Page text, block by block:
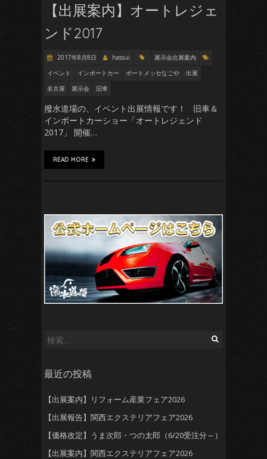
【出展案内】オートレジェ
ンド2017
2017年8月8日 hassui
展示会出展案内
イベント
インポートカー ポートメッセなごや
出展
名古屋
展示会 旧車
撥水道場の、イベント出展情報です！ 旧車＆
インポートカーショー「オートレジェンド
2017」 開催…
READ MORE
検
最近の投稿
【出展案内】リフォーム産業フェア2026
【出展報告】関西エクステリアフェア2026
【価格改定】うま次郎・つの太郎（6/20受注分～）
【出展案内】関西エクステリアフェア2026